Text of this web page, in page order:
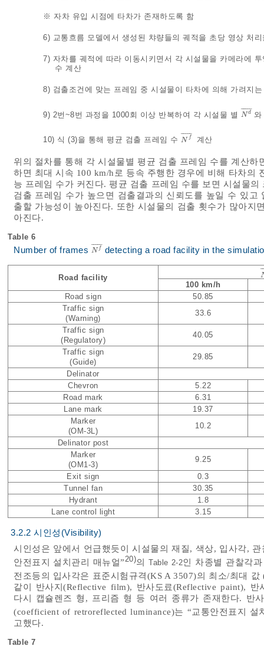
※ 자차 유입 시점에 타차가 존재하도록 함
6) 교통흐름 모델에서 생성된 챠량들의 궤적을 초당 영상 처
7) 자차를 궤적에 따라 이동시키면서 각 시설물을 카메라에
수 계산
8) 검출조건에 맞는 프레임 중 시설물이 타차에 의해 가려지
9) 2번~8번 과정을 1000회 이상 반복하여 각 시설물 별 N d
¯ ¯
¯¯¯
Nd¯와
10) 식 (3)을 통해 평균 검출 프레임 수 N f
¯ ¯
¯¯¯
Nf¯ 계산
위의 절차를 통해 각 시설물별 평균 검출 프레임 수를 계산하
하면 최대 시속 100 km/h로 등속 주행한 경우에 비해 타차의
능 프레임 수가 커진다. 평균 검출 프레임 수를 보면 시설물
검출 프레임 수가 높으면 검출결과의 신뢰도를 높일 수 있
출할 가능성이 높아진다. 또한 시설물의 검출 횟수가 많아지
아진다.
Table 6
Number of frames N f
¯ ¯
¯¯¯
Nf¯ detecting a road facility in the
Road facility
¯
100 km/h
Road sign
50.85
Traffic sign
(Warning)
33.6
Traffic sign
(Regulatory)
40.05
Traffic sign
(Guide)
29.85
Delinator
Chevron
5.22
Road mark
6.31
Lane mark
19.37
Marker
(OM-3L)
10.2
Delinator post
Marker
(OM1-3)
9.25
Exit sign
0.3
Tunnel fan
30.35
Hydrant
1.8
Lane control light
3.15
3.2.2 시인성(Visibility)
시인성은 앞에서 언급했듯이 시설물의 재질, 색상, 입사각,
안전표지 설치관리 매뉴얼”20)의Table 2-2인 차종별 관찰각
전조등의 입사각은 표준시험규격(KS A 3507)의 최소/최대 값
같이 반사지(Reflective film), 반사도료(Reflective paint),
다시 캡슐렌즈 형, 프리즘 형 등 여러 종류가 존재한다. 반
(coefficient of retroreflected luminance)는 “교통안전표지 설
고했다.
Table 7